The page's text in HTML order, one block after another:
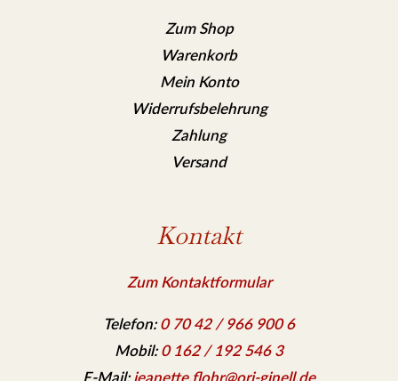
Zum Shop
Warenkorb
Mein Konto
Widerrufsbelehrung
Zahlung
Versand
Kontakt
Zum Kontaktformular
Telefon:0 70 42 / 966 900 6
Mobil:0 162 / 192 546 3